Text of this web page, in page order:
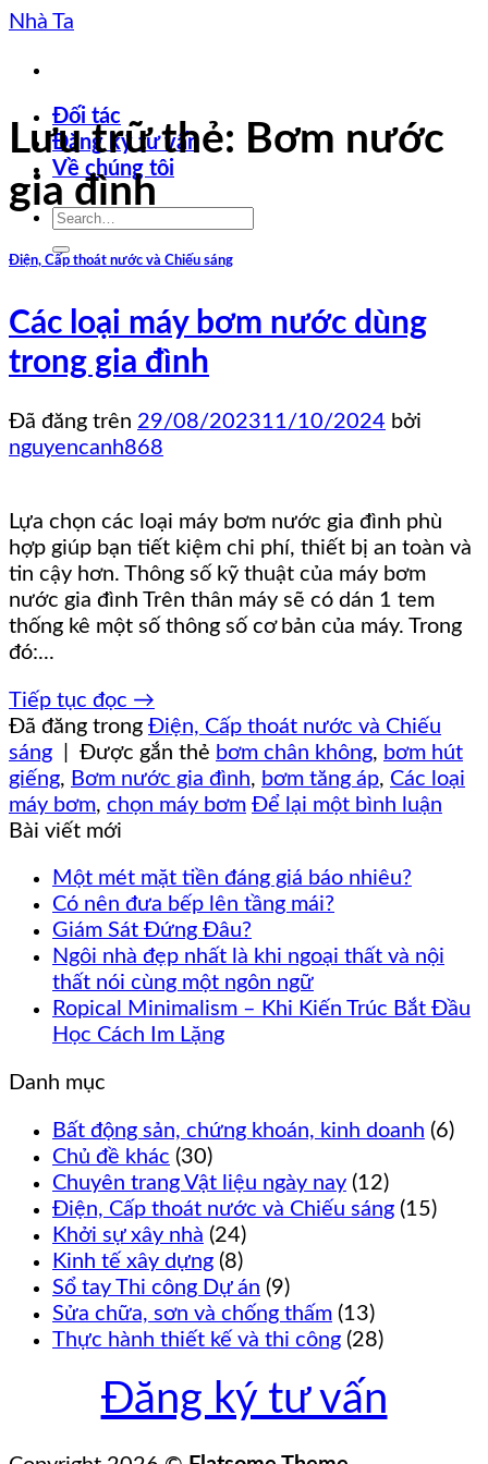
Chuyển
nội
Nhà Ta
Đối tác
Đăng ký tư vấn
Về chúng tôi
Lưu trữ thẻ: Bơm nước
gia đình
Điện, Cấp thoát nước và Chiếu sáng
Các loại máy bơm nước dùng
trong gia đình
Đã đăng trên 29/08/202311/10/2024 bởi
nguyencanh868
Lựa chọn các loại máy bơm nước gia đình phù
hợp giúp bạn tiết kiệm chi phí, thiết bị an toàn và
tin cậy hơn. Thông số kỹ thuật của máy bơm
nước gia đình Trên thân máy sẽ có dán 1 tem
thống kê một số thông số cơ bản của máy. Trong
đó:...
Tiếp tục đọc →
Đã đăng trong Điện, Cấp thoát nước và Chiếu
sáng
Được gắn thẻ bơm chân không, bơm hút
giếng, Bơm nước gia đình, bơm tăng áp, Các loại
máy bơm, chọn máy bơm Để lại một bình luận
Bài viết mới
Một mét mặt tiền đáng giá báo nhiêu?
Có nên đưa bếp lên tầng mái?
Giám Sát Đứng Đâu?
Ngôi nhà đẹp nhất là khi ngoại thất và nội
thất nói cùng một ngôn ngữ
Ropical Minimalism – Khi Kiến Trúc Bắt Đầu
Học Cách Im Lặng
Danh mục
Bất động sản, chứng khoán, kinh doanh (6)
Chủ đề khác (30)
Chuyên trang Vật liệu ngày nay (12)
Điện, Cấp thoát nước và Chiếu sáng (15)
Khởi sự xây nhà (24)
Kinh tế xây dựng (8)
Sổ tay Thi công Dự án (9)
Sửa chữa, sơn và chống thấm (13)
Thực hành thiết kế và thi công (28)
Đăng ký tư vấn